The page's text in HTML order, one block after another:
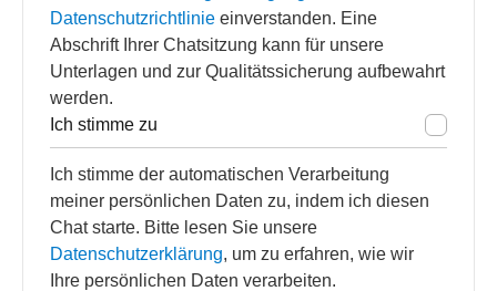
Datenschutzrichtlinie einverstanden. Eine
Abschrift Ihrer Chatsitzung kann für unsere
Unterlagen und zur Qualitätssicherung aufbewahrt
werden.
Ich stimme zu
Ich stimme der automatischen Verarbeitung
meiner persönlichen Daten zu, indem ich diesen
Chat starte. Bitte lesen Sie unsere
Datenschutzerklärung, um zu erfahren, wie wir
Ihre persönlichen Daten verarbeiten.